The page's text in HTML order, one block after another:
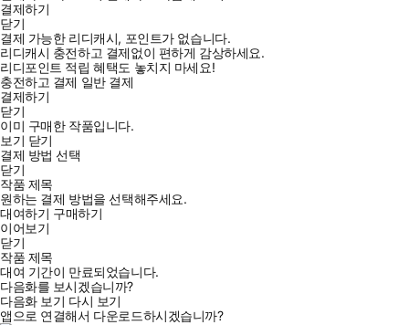
결제하기
닫기
결제 가능한 리디캐시, 포인트가 없습니다.
리디캐시 충전하고 결제없이 편하게 감상하세요.
리디포인트 적립 혜택도 놓치지 마세요!
충전하고 결제 일반 결제
결제하기
닫기
이미 구매한 작품입니다.
보기 닫기
결제 방법 선택
닫기
작품 제목
원하는 결제 방법을 선택해주세요.
대여하기 구매하기
이어보기
닫기
작품 제목
대여 기간이 만료되었습니다.
다음화를 보시겠습니까?
다음화 보기 다시 보기
앱으로 연결해서 다운로드하시겠습니까?